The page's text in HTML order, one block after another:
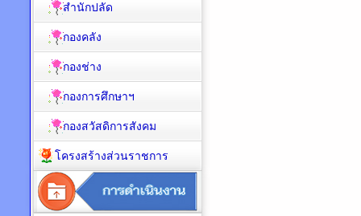
สำนักปลัด
กองคลัง
กองช่าง
กองการศึกษาฯ
กองสวัสดิการสังคม
โครงสร้างส่วนราชการ